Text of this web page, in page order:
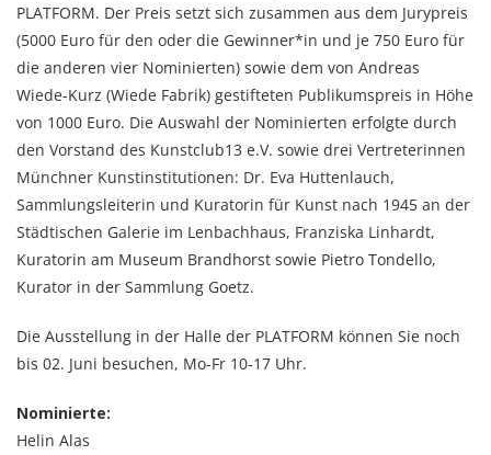
PLATFORM. Der Preis setzt sich zusammen aus dem Jurypreis
(5000 Euro für den oder die Gewinner*in und je 750 Euro für
die anderen vier Nominierten) sowie dem von Andreas
Wiede-Kurz (Wiede Fabrik) gestifteten Publikumspreis in Höhe
von 1000 Euro. Die Auswahl der Nominierten erfolgte durch
den Vorstand des Kunstclub13 e.V. sowie drei Vertreterinnen
Münchner Kunstinstitutionen: Dr. Eva Huttenlauch,
Sammlungsleiterin und Kuratorin für Kunst nach 1945 an der
Städtischen Galerie im Lenbachhaus, Franziska Linhardt,
Kuratorin am Museum Brandhorst sowie Pietro Tondello,
Kurator in der Sammlung Goetz.
Die Ausstellung in der Halle der PLATFORM können Sie noch
bis 02. Juni besuchen, Mo-Fr 10-17 Uhr.
Nominierte:
Helin Alas